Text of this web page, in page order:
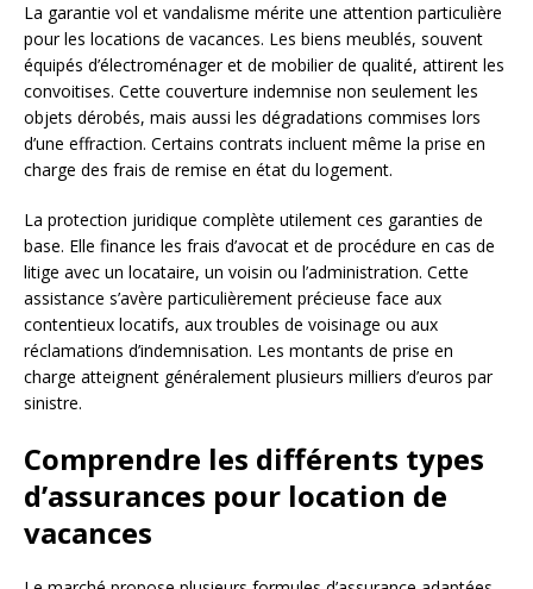
La garantie vol et vandalisme mérite une attention particulière
pour les locations de vacances. Les biens meublés, souvent
équipés d’électroménager et de mobilier de qualité, attirent les
convoitises. Cette couverture indemnise non seulement les
objets dérobés, mais aussi les dégradations commises lors
d’une effraction. Certains contrats incluent même la prise en
charge des frais de remise en état du logement.
La protection juridique complète utilement ces garanties de
base. Elle finance les frais d’avocat et de procédure en cas de
litige avec un locataire, un voisin ou l’administration. Cette
assistance s’avère particulièrement précieuse face aux
contentieux locatifs, aux troubles de voisinage ou aux
réclamations d’indemnisation. Les montants de prise en
charge atteignent généralement plusieurs milliers d’euros par
sinistre.
Comprendre les différents types
d’assurances pour location de
vacances